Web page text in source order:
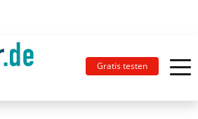
Gratis testen